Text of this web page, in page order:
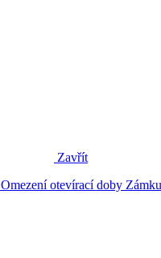
Zavřít
Omezení otevírací doby